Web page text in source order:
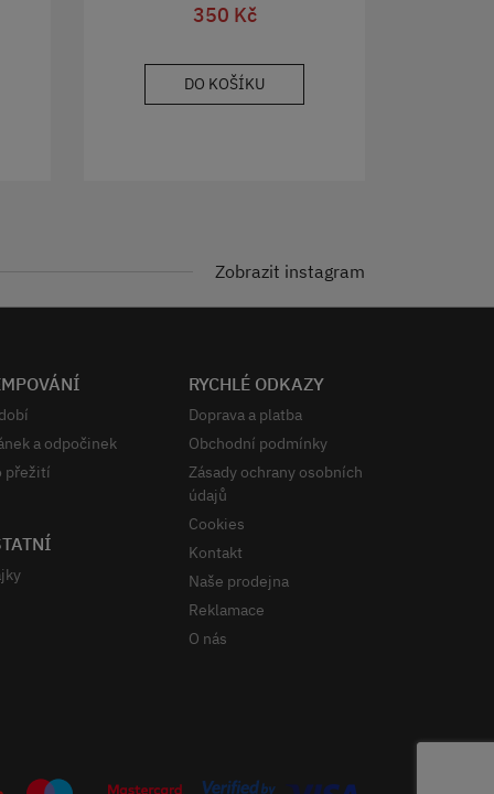
350 Kč
DO KOŠÍKU
Zobrazit instagram
a odpočinek
přežití
RYCHLÉ ODKAZY
Doprava a platba
Obchodní podmínky
Zásady ochrany osobních
údajů
Cookies
Kontakt
Naše prodejna
Reklamace
O nás